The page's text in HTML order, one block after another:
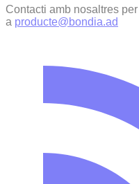
Contacti amb nosaltres
a producte@bondia.ad